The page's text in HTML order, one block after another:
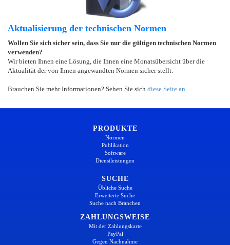
Aktualisierung der technischen Normen
Wollen Sie sich sicher sein, dass Sie nur die gültigen technischen Normen
verwenden?
Wir bieten Ihnen eine Lösung, die Ihnen eine Monatsübersicht über die
Aktualität der von Ihnen angewandten Normen sicher stellt.
Brauchen Sie mehr Informationen? Sehen Sie sich diese Seite an
PRODUKTE
Normen
Publikation
Software
Dienstleistungen
SUCHE
Übliche Suche
Erweiterte Suche
Suche nach Branchen
ZAHLUNGSWEISE
Mit der Zahlungskarte
PayPal
Gegen Nachnahme